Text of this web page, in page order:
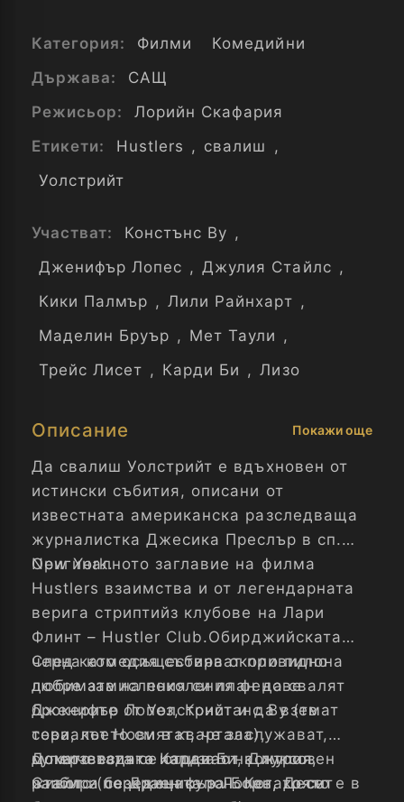
Категория: Филми
Комедийни
Държава:
САЩ
Режисьор:
Лорийн Скафария
Етикети:
Hustlers , свалиш ,
Уолстрийт
Участват: Констънс Ву ,
Дженифър Лопес , Джулия Стайлс ,
Кики Палмър , Лили Райнхарт ,
Маделин Бруър , Мет Таули ,
Трейс Лисет , Карди Би , Лизо
Описание Покажи още
Да свалиш Уолстрийт е вдъхновен от
истински събития, описани от
известната американска разследваща
журналистка Джесика Преслър в сп.
New York.
Оригиналното заглавие на филма
Hustlers взаимства и от легендарната
верига стриптийз клубове на Лари
Флинт – Hustler Club.Обирджийската
черна комедия събира около пилона
любимата на поколения фенове
Дженифър Лопез, Констанс Ву (тв
сериалът Нови в квартала),
суперзвездата Карди Би, Джулия
Стайлс (поредицата за Борн, Десет
След като осъществяват привидно
добре замисления си план да свалят
брокерите от Уолстрийт и да вземат
това, което смятат, че заслужават,
момичетата се отдават на луксозен
живот и безкраен купон. Когато си
Докато всичко излиза от контрол,
разбира се Дженифър Лопез, която е в